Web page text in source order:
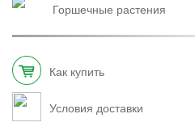
горшечные растения
Как купить
Условия доставки